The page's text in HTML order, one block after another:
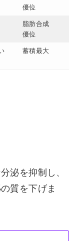
優位
脂肪合成
優位
蓄積最大
泌を抑制し、
質を下げま